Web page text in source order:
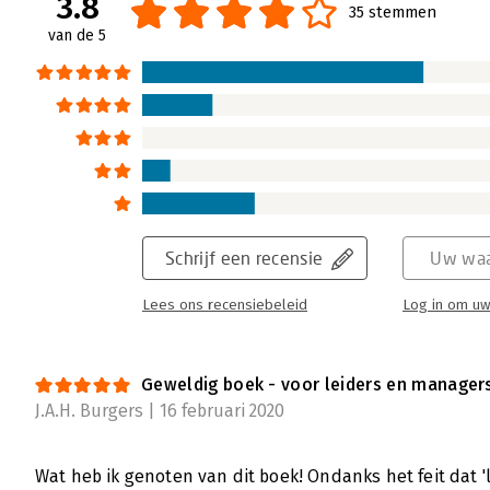
De bijenherder - Leidinggeven aan
Henny Portman | 26 februari 2016
De bijenherder. Leidinggeven aan
geschreven door Rini van Solingen, de
Lees verder
Sebastiaan van der Valk | 19 februari 2016
Hoe geef je leiding aan een zelfsturend
iedereen die met zelfsturing aan de slag
3.8
van de 5
35 stemmen
Schrijf een recensie
Lees ons recensiebeleid
Uw
Log in om
Geweldig boek - voor leiders en
J.A.H. Burgers | 16 februari 2020
Wat heb ik genoten van dit boek! Ondanks het feit